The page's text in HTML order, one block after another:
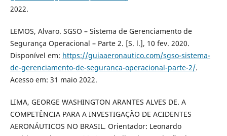
2022.
LEMOS, Alvaro. SGSO – Sistema de Gerenciamento de
Segurança Operacional – Parte 2. [S. l.], 10 fev. 2020.
Disponível em: https://guiaaeronautico.com/sgso-sistema-
de-gerenciamento-de-seguranca-operacional-parte-2/.
Acesso em: 31 maio 2022.
LIMA, GEORGE WASHINGTON ARANTES ALVES DE. A
COMPETÊNCIA PARA A INVESTIGAÇÃO DE ACIDENTES
AERONÁUTICOS NO BRASIL. Orientador: Leonardo